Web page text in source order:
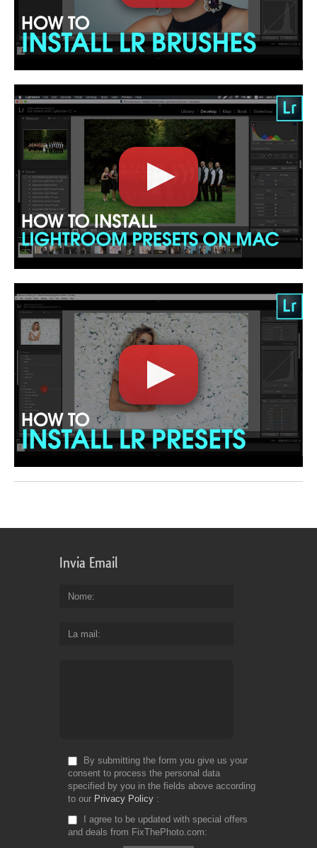
Invia Email
Nome
La mail
By submitting the form you give us your
consent to process the personal data
specified by you in the fields above according
to our Privacy Policy
I agree to be updated with special offers
and deals from FixThePhoto.com